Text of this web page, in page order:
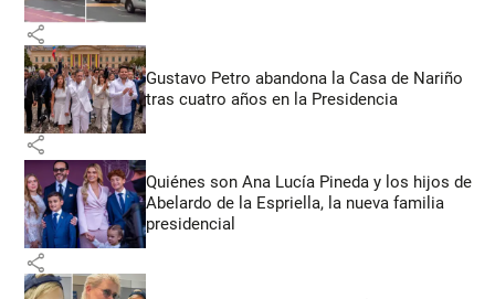
share
Gustavo Petro abandona la Casa de Nariño
tras cuatro años en la Presidencia
share
Quiénes son Ana Lucía Pineda y los hijos de
Abelardo de la Espriella, la nueva familia
presidencial
share